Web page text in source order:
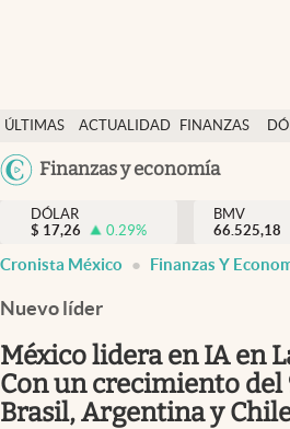
ÚLTIMAS
NOTICIAS
ACTUALIDAD
FINANZAS
Finanzas y economía
Actualidad
Finanzas y economía
Dólar y mercados
Pc y celular
Vida y estilo
DÓLAR
$ 17,26 0.29%
BMV
66.525,18
Cronista México Finanzas Y
Nuevo líder
México lidera en IA en
Con un crecimiento del
Brasil, Argentina y